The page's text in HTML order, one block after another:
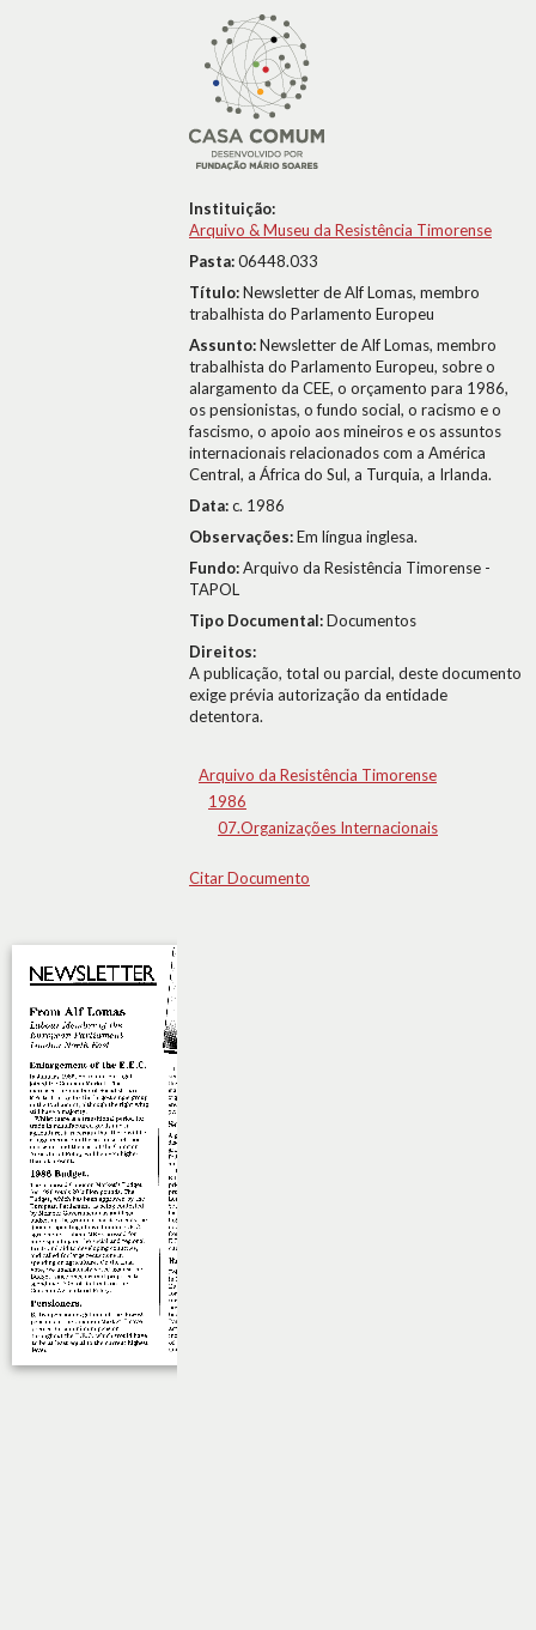
Instituição:
Arquivo & Museu da Resistência Timorense
Pasta:06448.033
Título:Newsletter de Alf Lomas, membro
trabalhista do Parlamento Europeu
Assunto:Newsletter de Alf Lomas, membro
trabalhista do Parlamento Europeu, sobre o
alargamento da CEE, o orçamento para 1986,
os pensionistas, o fundo social, o racismo e o
fascismo, o apoio aos mineiros e os assuntos
internacionais relacionados com a América
Central, a África do Sul, a Turquia, a Irlanda.
Data:c. 1986
Observações:Em língua inglesa.
Fundo:Arquivo da Resistência Timorense -
TAPOL
Tipo Documental:Documentos
Direitos:
A publicação, total ou parcial, deste documento
exige prévia autorização da entidade
detentora.
Arquivo da Resistência Timorense
1986
07.Organizações Internacionais
Citar Documento